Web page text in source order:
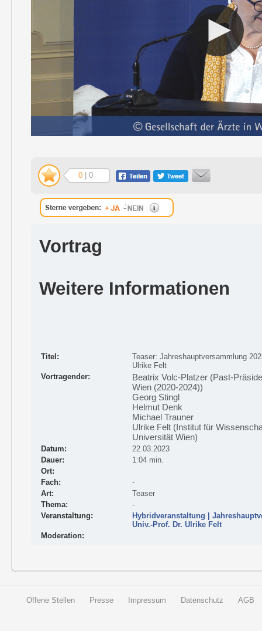
0 | 0
Vortrag
Weitere Informationen
Titel:
Teaser: Jahreshauptversammlung
Ulrike Felt
Vortragender:
Beatrix Volc-Platzer (Past-
Wien (2020-2024))
Georg Stingl
Helmut Denk
Michael Trauner
Ulrike Felt (Institut für
Universität Wien)
Datum:
22.03.2023
Dauer:
1:04 min.
Ort:
Fach:
-
Art:
Teaser
Thema:
-
Veranstaltung:
Hybridveranstaltung |
Univ.-Prof. Dr. Ulrike Felt
Moderation:
Offene Stellen Presse Impressum Datenschutz AGB